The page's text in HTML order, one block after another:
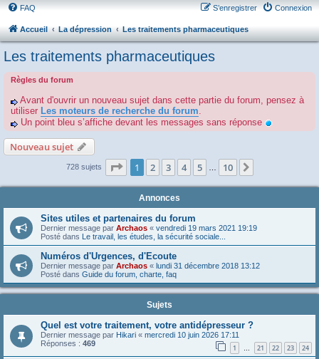
FAQ Connexion
S’enregistrer
Accueil La dépression Les traitements pharmaceutiques
Les traitements pharmaceutiques
Règles du forum
Avant d'ouvrir un nouveau sujet dans cette partie du forum, pensez à
utiliser Les moteurs de recherche du forum.
Un point bleu s’affiche devant les messages sans réponse
Nouveau sujet
728 sujets Page 1sur10
1 2 3 4 5 10
Annonces
Sites utiles et partenaires du forum
Dernier message par Archaos « vendredi 19 mars 2021 19:19
Posté dans Le travail, les études, la sécurité sociale...
Numéros d'Urgences, d'Ecoute
Dernier message par Archaos « lundi 31 décembre 2018 13:12
Posté dans Guide du forum, charte, faq
Sujets
Quel est votre traitement, votre antidépresseur ?
Dernier message par Hikari « mercredi 10 juin 2026 17:11
Réponses : 469 1 … 21 22 23 24